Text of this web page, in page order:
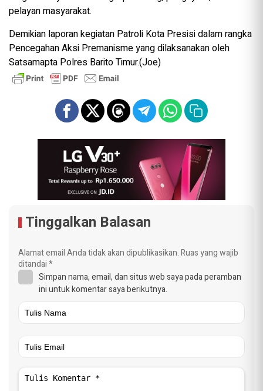
pelayan masyarakat.
Demikian laporan kegiatan Patroli Kota Presisi dalam rangka
Pencegahan Aksi Premanisme yang dilaksanakan oleh
Satsamapta Polres Barito Timur.(Joe)
Tinggalkan Balasan
Alamat email Anda tidak akan dipublikasikan.Ruas yang wajib
ditandai*
Simpan nama, email, dan situs web saya pada peramban
ini untuk komentar saya berikutnya.